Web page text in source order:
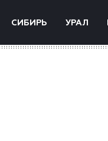
СИБИРЬ УРАЛ